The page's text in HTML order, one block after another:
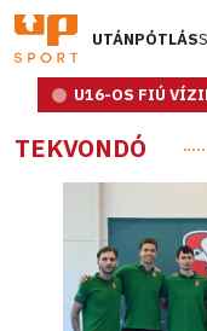
UTÁNPÓTLÁS
U16-OS FIÚ
TEKVONDÓ